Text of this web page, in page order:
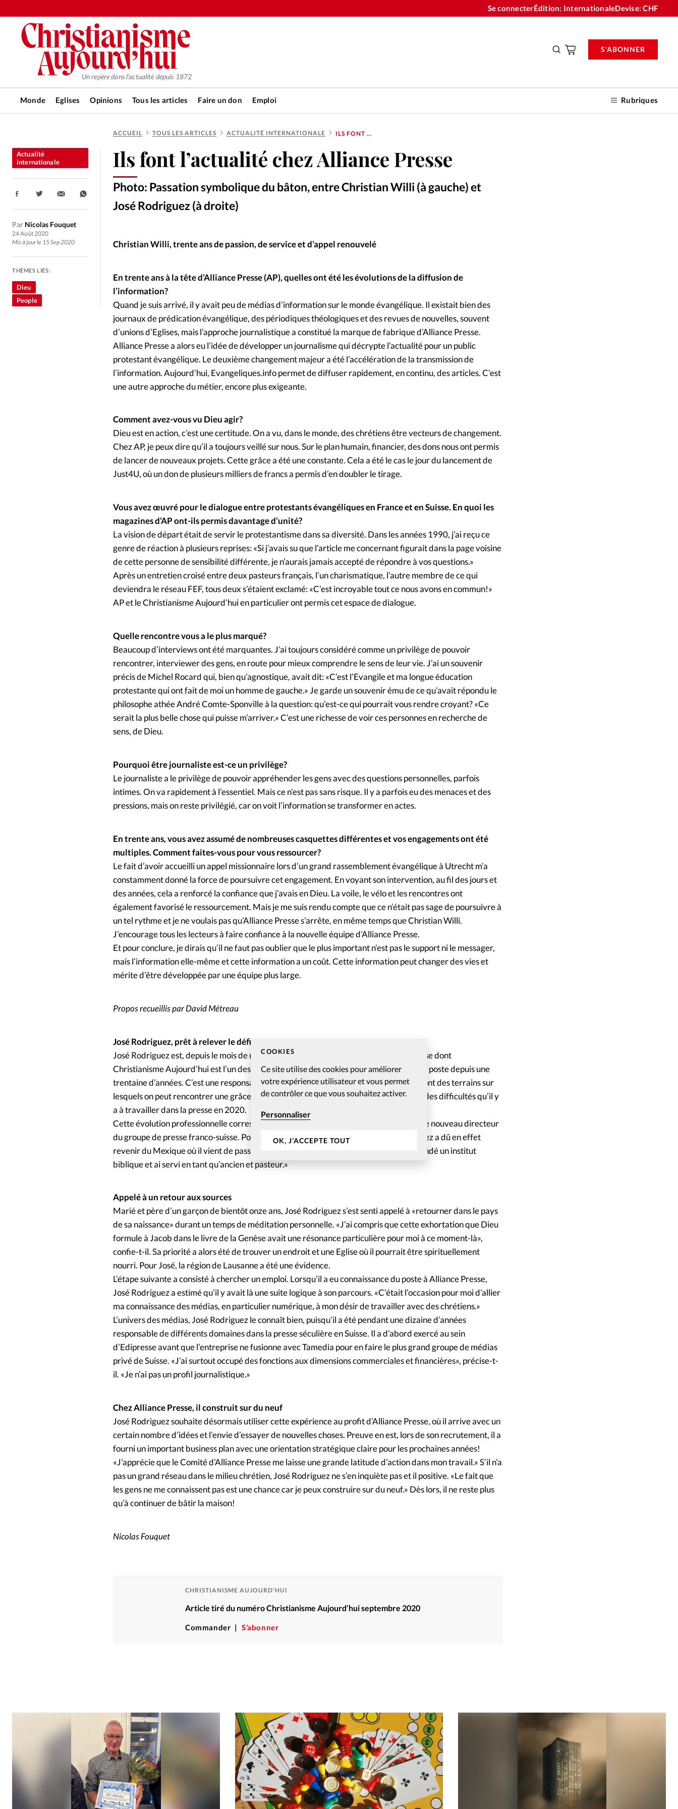
COOKIES
Ce site utilise des cookies pour améliorer
votre expérience utilisateur et vous permet
de contrôler ce que vous souhaitez activer.
Personnaliser
OK, J'ACCEPTE TOUT
Se connecterÉdition: InternationaleDevise:CHF
Un repère dans l'actualité depuis 1872
Monde Eglises Opinions Tous les articles Faire un don Emploi Rubriques
S'ABONNER
RUBRIQUES
Tous les articles
Actualité chrétienne
Actualité internationale
Chronique
Culture
Génération réveil
Publireportage
Relations Aujourd'hui
Tour du monde des Eglises
Vécu Vie Intérieure
Les abonnements
Faire un don
La rédaction
Mon compte
Changemement d'adresse
Nous contacter
ACCUEIL TOUS LES ARTICLES ACTUALITÉ INTERNATIONALE ILS FONT L’ACTUALITÉ CHEZ ALLIANCE PRESSE
Ils font l’actualité chez Alliance Presse
Photo: Passation symbolique du bâton, entre Christian Willi (à gauche) et
José Rodriguez (à droite)
Actualité
internationale
Par Nicolas Fouquet
24 Août 2020
Mis à jour le 15 Sep 2020
Partager:
THÈMES LIÉS:
Dieu
People
Christian Willi, trente ans de passion, de service et d’appel renouvelé
En trente ans à la tête d’Alliance Presse (AP), quelles ont été les évolutions de la diffusion de
l’information?
Quand je suis arrivé, il y avait peu de médias d’information sur le monde évangélique. Il existait bien des
journaux de prédication évangélique, des périodiques théologiques et des revues de nouvelles, souvent
d’unions d’Eglises, mais l’approche journalistique a constitué la marque de fabrique d’Alliance Presse.
Alliance Presse a alors eu l’idée de développer un journalisme qui décrypte l’actualité pour un public
protestant évangélique. Le deuxième changement majeur a été l’accélération de la transmission de
l’information. Aujourd’hui, Evangeliques.info permet de diffuser rapidement, en continu, des articles. C’est
une autre approche du métier, encore plus exigeante.
Comment avez-vous vu Dieu agir?
Dieu est en action, c’est une certitude. On a vu, dans le monde, des chrétiens être vecteurs de changement.
Chez AP, je peux dire qu’il a toujours veillé sur nous. Sur le plan humain, financier, des dons nous ont permis
de lancer de nouveaux projets. Cette grâce a été une constante. Cela a été le cas le jour du lancement de
Just4U, où un don de plusieurs milliers de francs a permis d’en doubler le tirage.
Vous avez œuvré pour le dialogue entre protestants évangéliques en France et en Suisse. En quoi les
magazines d’AP ont-ils permis davantage d’unité?
La vision de départ était de servir le protestantisme dans sa diversité. Dans les années 1990, j’ai reçu ce
genre de réaction à plusieurs reprises: «Si j’avais su que l’article me concernant figurait dans la page voisine
de cette personne de sensibilité différente, je n’aurais jamais accepté de répondre à vos questions.»
Après un entretien croisé entre deux pasteurs français, l’un charismatique, l’autre membre de ce qui
deviendra le réseau FEF, tous deux s’étaient exclamé: «C’est incroyable tout ce nous avons en commun!»
AP et le Christianisme Aujourd’hui en particulier ont permis cet espace de dialogue.
Quelle rencontre vous a le plus marqué?
Beaucoup d’interviews ont été marquantes. J’ai toujours considéré comme un privilège de pouvoir
rencontrer, interviewer des gens, en route pour mieux comprendre le sens de leur vie. J’ai un souvenir
précis de Michel Rocard qui, bien qu’agnostique, avait dit: «C’est l’Evangile et ma longue éducation
protestante qui ont fait de moi un homme de gauche.» Je garde un souvenir ému de ce qu’avait répondu le
philosophe athée André Comte-Sponville à la question: qu’est-ce qui pourrait vous rendre croyant? «Ce
serait la plus belle chose qui puisse m’arriver.» C’est une richesse de voir ces personnes en recherche de
sens, de Dieu.
Pourquoi être journaliste est-ce un privilège?
Le journaliste a le privilège de pouvoir appréhender les gens avec des questions personnelles, parfois
intimes. On va rapidement à l’essentiel. Mais ce n’est pas sans risque. Il y a parfois eu des menaces et des
pressions, mais on reste privilégié, car on voit l’information se transformer en actes.
En trente ans, vous avez assumé de nombreuses casquettes différentes et vos engagements ont été
multiples. Comment faites-vous pour vous ressourcer?
Le fait d’avoir accueilli un appel missionnaire lors d’un grand rassemblement évangélique à Utrecht m’a
constamment donné la force de poursuivre cet engagement. En voyant son intervention, au fil des jours et
des années, cela a renforcé la confiance que j’avais en Dieu. La voile, le vélo et les rencontres ont
également favorisé le ressourcement. Mais je me suis rendu compte que ce n’était pas sage de poursuivre à
un tel rythme et je ne voulais pas qu’Alliance Presse s’arrête, en même temps que Christian Willi.
J’encourage tous les lecteurs à faire confiance à la nouvelle équipe d’Alliance Presse.
Et pour conclure, je dirais qu’il ne faut pas oublier que le plus important n’est pas le support ni le messager,
mais l’information elle-même et cette information a un coût. Cette information peut changer des vies et
mérite d’être développée par une équipe plus large.
Propos recueillis par David Métreau
José Rodriguez, prêt à relever le défi
José Rodriguez est, depuis le mois de mars 2020, le nouveau directeur d’Alliance Presse dont
Christianisme Aujourd’hui est l’un des titres. Il succède à Christian Willi qui occupait ce poste depuis une
trentaine d’années. C’est une responsabilité mais José Rodriguez aime les défis: «Ce sont des terrains sur
lesquels on peut rencontrer une grâce particulière», détaille-t-il, conscient également des difficultés qu’il y
a à travailler dans la presse en 2020.
Cette évolution professionnelle correspond aussi à un changement de continent pour le nouveau directeur
du groupe de presse franco-suisse. Pour prendre ses fonctions actuelles, José Rodriguez a dû en effet
revenir du Mexique où il vient de passer dix-huit mois. Dans quel but y était-il? «J’ai fondé un institut
biblique et ai servi en tant qu’ancien et pasteur.»
Appelé à un retour aux sources
Marié et père d’un garçon de bientôt onze ans, José Rodriguez s’est senti appelé à «retourner dans le pays
de sa naissance» durant un temps de méditation personnelle. «J’ai compris que cette exhortation que Dieu
formule à Jacob dans le livre de la Genèse avait une résonance particulière pour moi à ce moment-là»,
confie-t-il. Sa priorité a alors été de trouver un endroit et une Eglise où il pourrait être spirituellement
nourri. Pour José, la région de Lausanne a été une évidence.
L’étape suivante a consisté à chercher un emploi. Lorsqu’il a eu connaissance du poste à Alliance Presse,
José Rodriguez a estimé qu’il y avait là une suite logique à son parcours. «C’était l’occasion pour moi d’allier
ma connaissance des médias, en particulier numérique, à mon désir de travailler avec des chrétiens.»
L’univers des médias, José Rodriguez le connaît bien, puisqu’il a été pendant une dizaine d’années
responsable de différents domaines dans la presse séculière en Suisse. Il a d’abord exercé au sein
d’Edipresse avant que l’entreprise ne fusionne avec Tamedia pour en faire le plus grand groupe de médias
privé de Suisse. «J’ai surtout occupé des fonctions aux dimensions commerciales et financières», précise-t-
il. «Je n’ai pas un profil journalistique.»
Chez Alliance Presse, il construit sur du neuf
José Rodriguez souhaite désormais utiliser cette expérience au profit d’Alliance Presse, où il arrive avec un
certain nombre d’idées et l’envie d’essayer de nouvelles choses. Preuve en est, lors de son recrutement, il a
fourni un important business plan avec une orientation stratégique claire pour les prochaines années!
«J’apprécie que le Comité d’Alliance Presse me laisse une grande latitude d’action dans mon travail.» S’il n’a
pas un grand réseau dans le milieu chrétien, José Rodriguez ne s’en inquiète pas et il positive. «Le fait que
les gens ne me connaissent pas est une chance car je peux construire sur du neuf.» Dès lors, il ne reste plus
qu’à continuer de bâtir la maison!
Nicolas Fouquet
CHRISTIANISME AUJOURD'HUI
Article tiré du numéro Christianisme Aujourd’hui septembre 2020
Commander S’abonner